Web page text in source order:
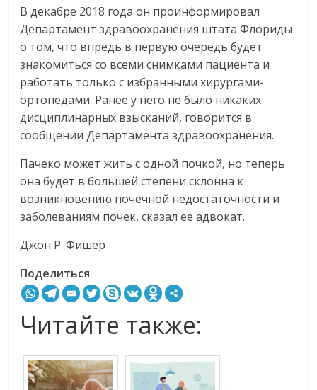
В декабре 2018 года он проинформировал
Департамент здравоохранения штата Флориды
о том, что впредь в первую очередь будет
знакомиться со всеми снимками пациента и
работать только с избранными хирургами-
ортопедами. Ранее у него не было никаких
дисциплинарных взысканий, говорится в
сообщении Департамента здравоохранения.
Пачеко может жить с одной почкой, но теперь
она будет в большей степени склонна к
возникновению почечной недостаточности и
заболеваниям почек, сказал ее адвокат.
Джон Р. Фишер
Поделиться
Читайте также: